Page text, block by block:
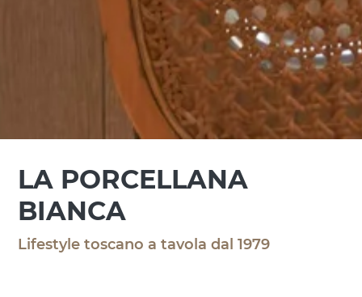
LA PORCELLANA
BIANCA
Lifestyle toscano a tavola dal 1979